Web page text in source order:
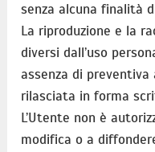
senza alcuna finalità
La riproduzione e la
diversi dall’uso
assenza di preventiva
rilasciata in forma
L’Utente non è
modifica o a